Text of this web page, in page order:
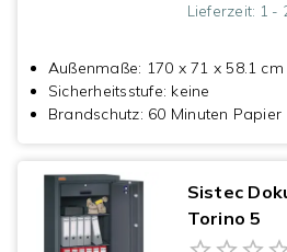
Lieferzeit: 1 -
Außenmaße: 170 x 71 x 58.1 cm
Sicherheitsstufe: keine
Brandschutz: 60 Minuten Papier
Sistec
Torino 5